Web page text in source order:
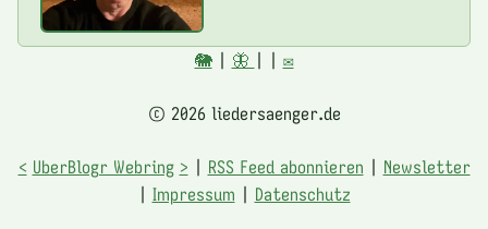
🐘| 🦋 | | ✉️
© 2026 liedersaenger.de
< UberBlogr Webring > | RSS Feed abonnieren | Newsletter
| Impressum | Datenschutz